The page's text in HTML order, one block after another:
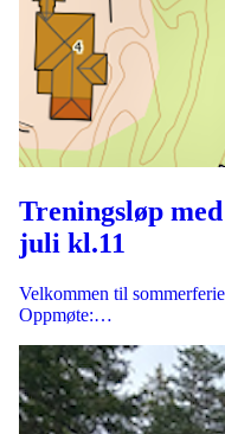
Treningsløp
juli kl.11
Velkommen til
Oppmøte:…